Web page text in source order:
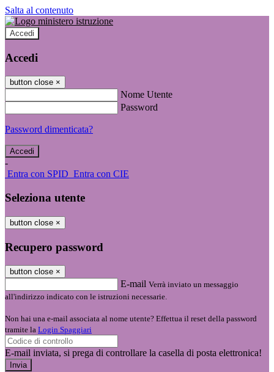
Salta al contenuto
Accedi
Accedi
button close ×
Nome Utente
Password
Password dimenticata?
-
Entra con SPID Entra con CIE
Seleziona utente
button close ×
Recupero password
button close ×
E-mail Verrà inviato un messaggio
all'indirizzo indicato con le istruzioni necessarie.
Non hai una e-mail associata al nome utente? Effettua il reset della password
tramite la Login Spaggiari
E-mail inviata, si prega di controllare la casella di posta elettronica!